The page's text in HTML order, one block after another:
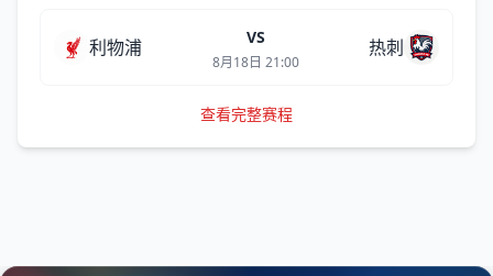
利物浦 VS
8月18日 21:00
热刺
查看完整赛程